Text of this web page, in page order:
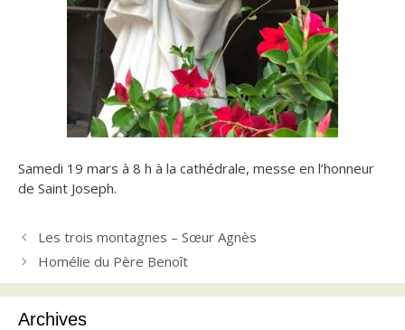
Samedi 19 mars à 8 h à la cathédrale, messe en l’honneur
de Saint Joseph.
Les trois montagnes – Sœur Agnès
Homélie du Père Benoît
Archives